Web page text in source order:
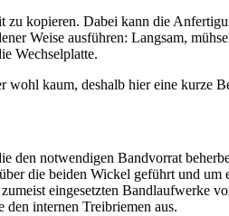
zu kopieren. Dabei kann die
Weise ausführen: Langsam,
Wechselplatte.
wohl kaum, deshalb hier eine kurze
den notwendigen Bandvorrat
die beiden Wickel geführt und um
eingesetzten Bandlaufwerke
internen Treibriemen aus.